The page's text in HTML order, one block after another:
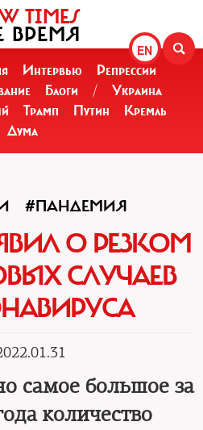
EN
TIMES
ВРЕМЯ
Интервью
Репрессии
Блоги /
Украина
Трамп Путин
Кремль
Дума
#ПАНДЕМИЯ
О РЕЗКОМ
СЛУЧАЕВ
самое большое за
количество